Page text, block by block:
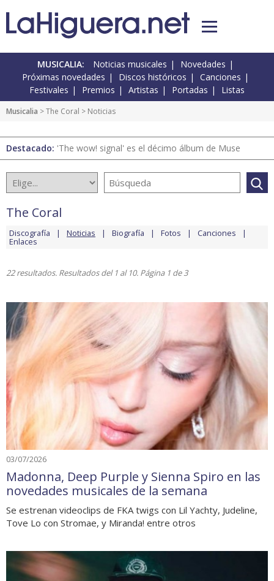
MUSICALIA: Noticias musicales
Novedades
Próximas novedades
Discos históricos
Canciones
Festivales
Premios Artistas Portadas Listas
Musicalia >The Coral > Noticias
Destacado: 'The wow! signal' es el décimo álbum de Muse
The Coral
Discografía Noticias Biografía Fotos Canciones
Enlaces
22 resultados. Resultados del 1 al 10. Página 1 de 3
03/07/2026
Madonna, Deep Purple y Sienna Spiro en las
novedades musicales de la semana
Se estrenan videoclips de FKA twigs con Lil Yachty, Judeline,
Tove Lo con Stromae, y Miranda! entre otros